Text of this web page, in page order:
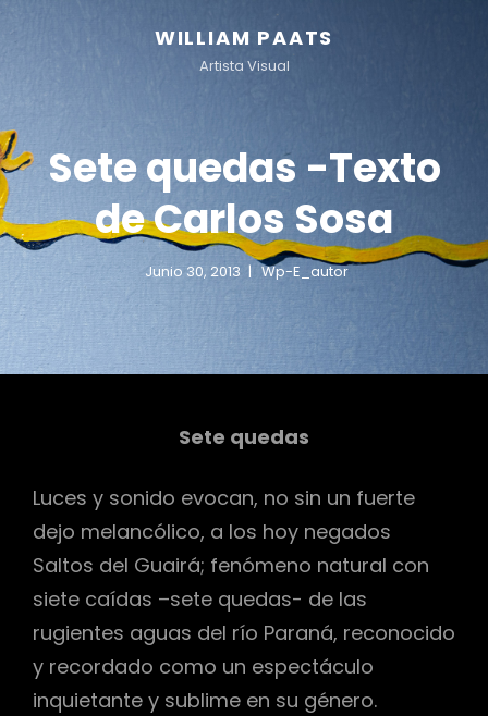
WILLIAM PAATS
Artista Visual
Sete quedas -Texto
de Carlos Sosa
Junio 30, 2013 Wp-E_autor
Sete quedas
Luces y sonido evocan, no sin un fuerte
dejo melancólico, a los hoy negados
Saltos del Guairá; fenómeno natural con
siete caídas –sete quedas- de las
rugientes aguas del río Paraná, reconocido
y recordado como un espectáculo
inquietante y sublime en su género.